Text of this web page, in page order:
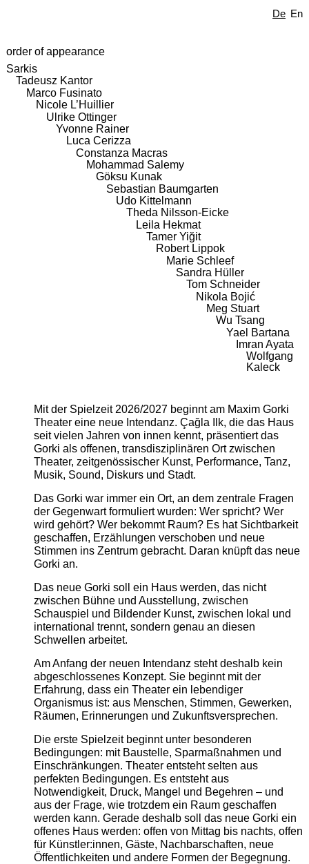
De En
order of appearance
Sarkis
Tadeusz Kantor
Marco Fusinato
Nicole L’Huillier
Ulrike Ottinger
Yvonne Rainer
Luca Cerizza
Constanza Macras
Mohammad Salemy
Göksu Kunak
Sebastian Baumgarten
Udo Kittelmann
Theda Nilsson-Eicke
Leila Hekmat
Tamer Yiğit
Robert Lippok
Marie Schleef
Sandra Hüller
Tom Schneider
Nikola Bojić
Meg Stuart
Wu Tsang
Yael Bartana
Imran Ayata
Wolfgang
Kaleck
Mit der Spielzeit 2026/2027 beginnt am Maxim Gorki
Theater eine neue Intendanz. Çağla Ilk, die das Haus
seit vielen Jahren von innen kennt, präsentiert das
Gorki als offenen, transdisziplinären Ort zwischen
Theater, zeitgenössischer Kunst, Performance, Tanz,
Musik, Sound, Diskurs und Stadt.
Das Gorki war immer ein Ort, an dem zentrale Fragen
der Gegenwart formuliert wurden: Wer spricht? Wer
wird gehört? Wer bekommt Raum? Es hat Sichtbarkeit
geschaffen, Erzählungen verschoben und neue
Stimmen ins Zentrum gebracht. Daran knüpft das neue
Gorki an.
Das neue Gorki soll ein Haus werden, das nicht
zwischen Bühne und Ausstellung, zwischen
Schauspiel und Bildender Kunst, zwischen lokal und
international trennt, sondern genau an diesen
Schwellen arbeitet.
Am Anfang der neuen Intendanz steht deshalb kein
abgeschlossenes Konzept. Sie beginnt mit der
Erfahrung, dass ein Theater ein lebendiger
Organismus ist: aus Menschen, Stimmen, Gewerken,
Räumen, Erinnerungen und Zukunftsversprechen.
Die erste Spielzeit beginnt unter besonderen
Bedingungen: mit Baustelle, Sparmaßnahmen und
Einschränkungen. Theater entsteht selten aus
perfekten Bedingungen. Es entsteht aus
Notwendigkeit, Druck, Mangel und Begehren – und
aus der Frage, wie trotzdem ein Raum geschaffen
werden kann. Gerade deshalb soll das neue Gorki ein
offenes Haus werden: offen von Mittag bis nachts, offen
für Künstler:innen, Gäste, Nachbarschaften, neue
Öffentlichkeiten und andere Formen der Begegnung.